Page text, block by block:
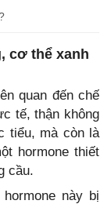
cơ thể xanh
quan đến chế
tế, thận không
tiểu, mà còn là
hormone thiết
cầu.
này bị